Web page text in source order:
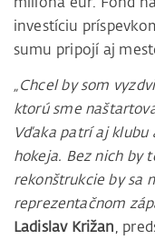
investíciu
sumu pripojí aj
„Chcel by som
ktorú sme
Vďaka patrí aj klubu
hokeja. Bez nich by
rekonštrukcie by sa
reprezentačnom
Ladislav Križan,